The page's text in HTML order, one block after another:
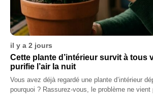
il y a 2 jours
Cette plante d’intérieur survit à tous
purifie l’air la nuit
Vous avez déjà regardé une plante d’intérieur
pourquoi ? Rassurez-vous, le problème ne